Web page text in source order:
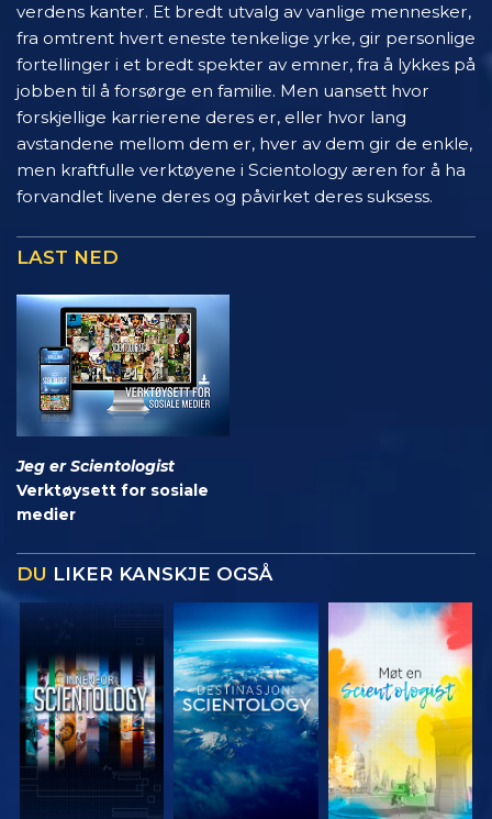
verdens kanter. Et bredt utvalg av vanlige mennesker,
fra omtrent hvert eneste tenkelige yrke, gir personlige
fortellinger i et bredt spekter av emner, fra å lykkes på
jobben til å forsørge en familie. Men uansett hvor
forskjellige karrierene deres er, eller hvor lang
avstandene mellom dem er, hver av dem gir de enkle,
men kraftfulle verktøyene i Scientology æren for å ha
forvandlet livene deres og påvirket deres suksess.
LAST NED
Jeg er Scientologist
Verktøysett for sosiale
medier
DU LIKER KANSKJE OGSÅ